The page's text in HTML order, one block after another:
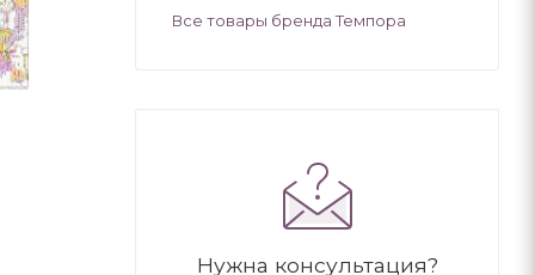
Все товары бренда Темпора
Нужна консультация?